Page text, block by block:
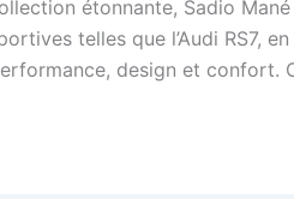
étonnante, Sadio
telles que l’Audi RS7,
design et confort.